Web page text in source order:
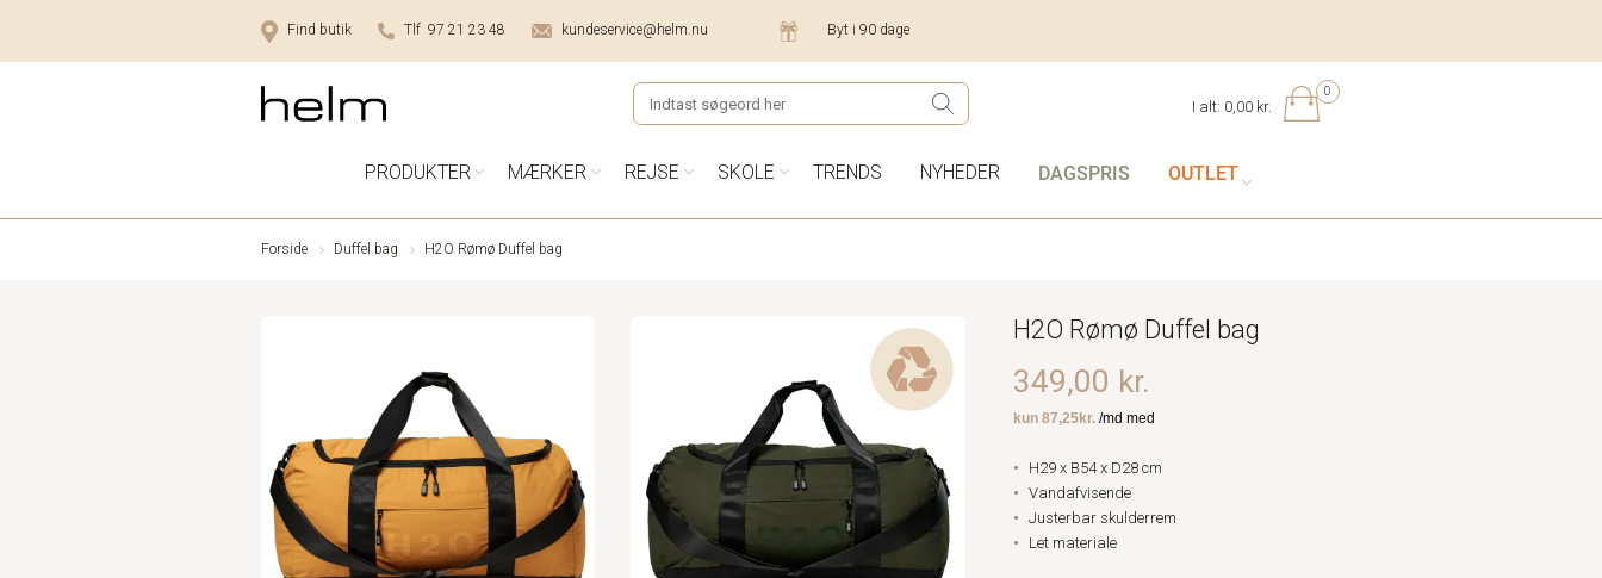
Find butik Tlf 97 21 23 48 kundeservice@helm.nu Byt i 90 dage
0
I alt: 0,00 kr.
PRODUKTER MÆRKER REJSE SKOLE TRENDS NYHEDER DAGSPRIS OUTLET
Forside Duffel bag H2O Rømø Duffel bag
H2O Rømø Duffel bag
349,00 kr.
H29 x B54 x D28 cm
Vandafvisende
Justerbar skulderrem
Let materiale